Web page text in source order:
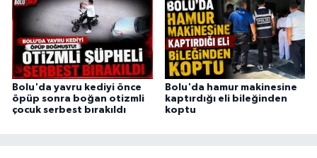
Bolu'da yavru kediyi önce
öpüp sonra boğan otizmli
çocuk serbest bırakıldı
Bolu'da hamur makinesine
kaptırdığı eli bileğinden
koptu